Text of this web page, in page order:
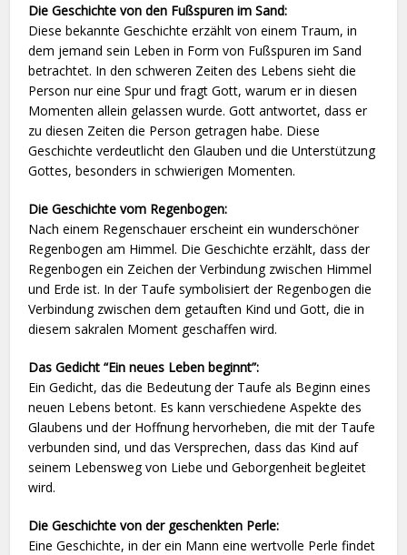
Die Geschichte von den Fußspuren im Sand:
Diese bekannte Geschichte erzählt von einem Traum, in
dem jemand sein Leben in Form von Fußspuren im Sand
betrachtet. In den schweren Zeiten des Lebens sieht die
Person nur eine Spur und fragt Gott, warum er in diesen
Momenten allein gelassen wurde. Gott antwortet, dass er
zu diesen Zeiten die Person getragen habe. Diese
Geschichte verdeutlicht den Glauben und die Unterstützung
Gottes, besonders in schwierigen Momenten.
Die Geschichte vom Regenbogen:
Nach einem Regenschauer erscheint ein wunderschöner
Regenbogen am Himmel. Die Geschichte erzählt, dass der
Regenbogen ein Zeichen der Verbindung zwischen Himmel
und Erde ist. In der Taufe symbolisiert der Regenbogen die
Verbindung zwischen dem getauften Kind und Gott, die in
diesem sakralen Moment geschaffen wird.
Das Gedicht “Ein neues Leben beginnt”:
Ein Gedicht, das die Bedeutung der Taufe als Beginn eines
neuen Lebens betont. Es kann verschiedene Aspekte des
Glaubens und der Hoffnung hervorheben, die mit der Taufe
verbunden sind, und das Versprechen, dass das Kind auf
seinem Lebensweg von Liebe und Geborgenheit begleitet
wird.
Die Geschichte von der geschenkten Perle:
Eine Geschichte, in der ein Mann eine wertvolle Perle findet